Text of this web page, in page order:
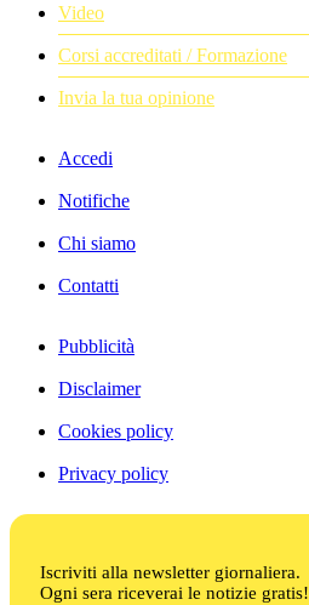
Video
Corsi accreditati / Formazione
Invia la tua opinione
Accedi
Notifiche
Chi siamo
Contatti
Pubblicità
Disclaimer
Cookies policy
Privacy policy
Iscriviti alla newsletter giornaliera.
Ogni sera riceverai le notizie gratis!